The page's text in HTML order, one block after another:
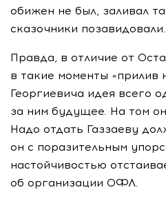
обижен не был, заливал
сказочники
Правда, в отличие от
в такие моменты «прилив
Георгиевича идея всего
за ним будущее. На том
Надо отдать Газзаеву
он с поразительным
настойчивостью
об организации ОФЛ.